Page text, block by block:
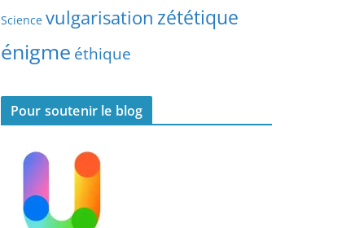
Science vulgarisation zététique
énigme éthique
Pour soutenir le blog